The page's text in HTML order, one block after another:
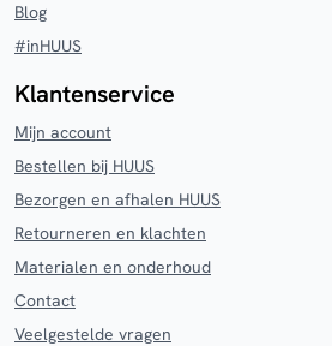
Blog
#inHUUS
Klantenservice
Mijn account
Bestellen bij HUUS
Bezorgen en afhalen HUUS
Retourneren en klachten
Materialen en onderhoud
Contact
Veelgestelde vragen